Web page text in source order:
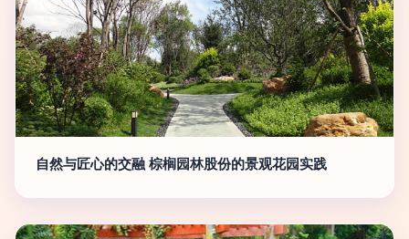
自然与匠心的交融 棕榈园林股份的景观花园实践